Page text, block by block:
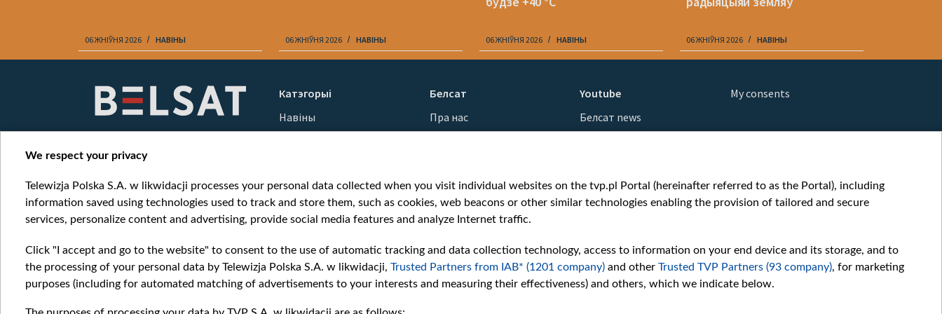
06 ЖНІЎНЯ 2026 НАВІНЫ 06 ЖНІЎНЯ 2026 НАВІНЫ 06 ЖНІЎНЯ 2026 НАВІНЫ 06 ЖНІЎНЯ 2026 НАВІНЫ
Катэгорыі
Навіны
Вайна
Белсат
Пра нас
Кантакты
Як нас глядзець
Узнагароды
Міжнародная супраца
Ціск з боку ўладаў
Беларусі
Як нас падтрымаць
Youtube
Белсат news
Белсат Shorts
Belsat English
Biełsat PL
Белсат History
Белсат Music
Белсат Doc
My consents
We respect your privacy
Telewizja Polska S.A. w likwidacji processes your personal data collected when you visit individual websites on the tvp.pl Portal (hereinafter referred to as the Portal), including
information saved using technologies used to track and store them, such as cookies, web beacons or other similar technologies enabling the provision of tailored and secure
services, personalize content and advertising, provide social media features and analyze Internet traffic.
Click "I accept and go to the website" to consent to the use of automatic tracking and data collection technology, access to information on your end device and its storage, and to
the processing of your personal data by Telewizja Polska S.A. w likwidacji, Trusted Partners from IAB* (1201 company) and other Trusted TVP Partners (93 company), for marketing
purposes (including for automated matching of advertisements to your interests and measuring their effectiveness) and others, which we indicate below.